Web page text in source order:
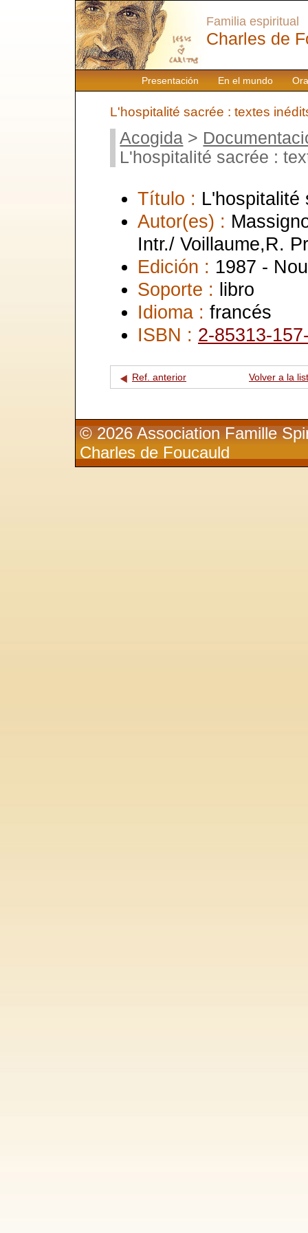
Presentación En el mundo
Familia espiritual
Charles de
L'hospitalité sacrée : textes
Acogida >
L'hospitalité sacrée :
Título : L'hospitalité
Autor(es) :
Intr./ Voillaume,R.
Edición : 1987 -
Soporte : libro
Idioma : francés
ISBN : 2-85313-
Ref. anterior Volver a la
© 2026 Association Famille
Charles de Foucauld